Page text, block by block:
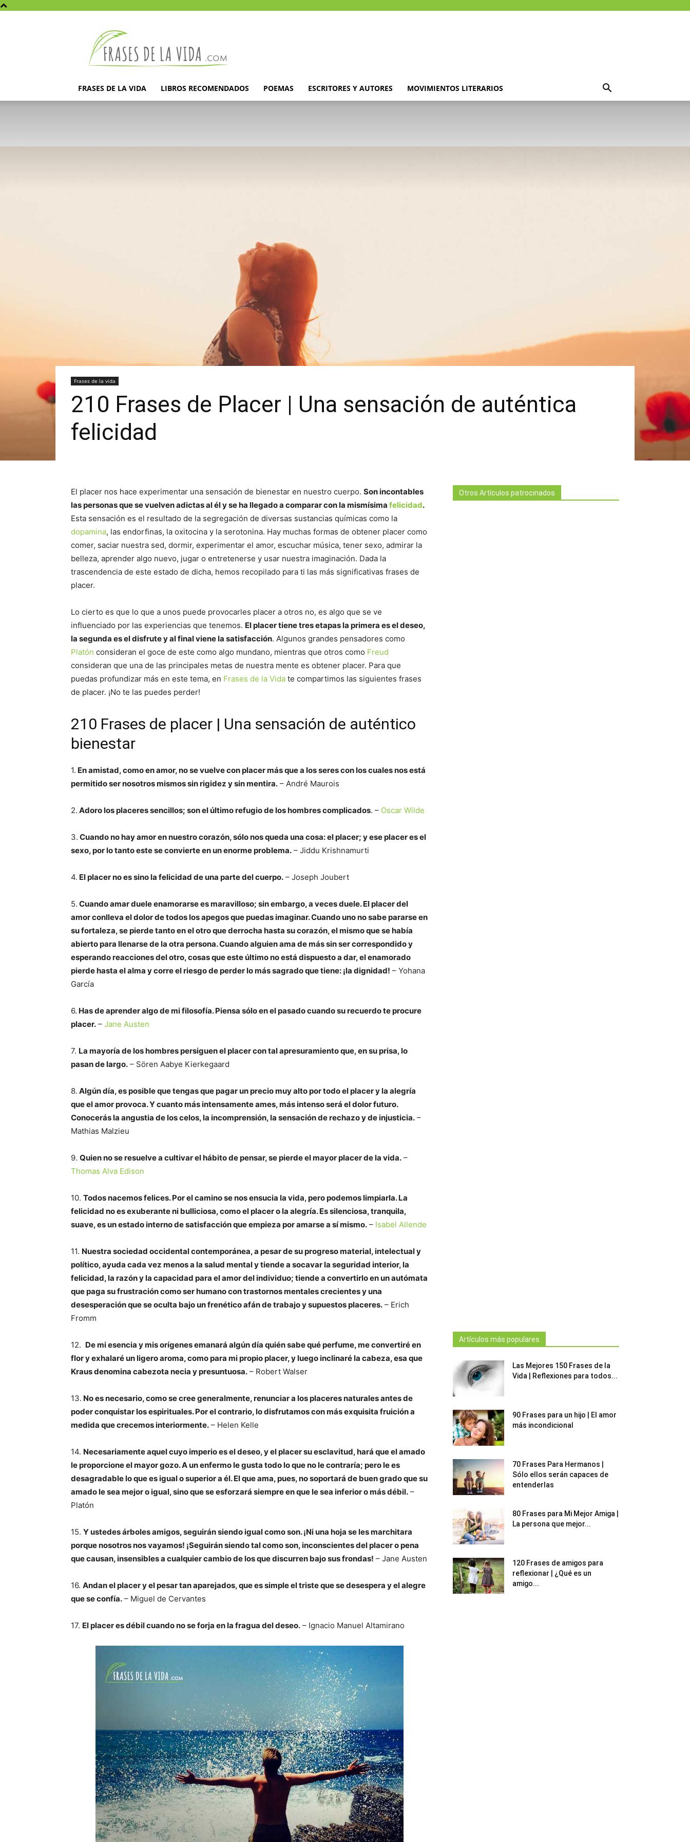
la
vida
FRASES DE LA VIDA LIBROS RECOMENDADOS POEMAS ESCRITORES Y AUTORES MOVIMIENTOS LITERARIOS
Frases de la vida
210 Frases de Placer | Una sensación de auténtica
felicidad
El placer nos hace experimentar una sensación de bienestar en nuestro cuerpo. Son incontables
las personas que se vuelven adictas al él y se ha llegado a comparar con la mismísima felicidad.
Esta sensación es el resultado de la segregación de diversas sustancias químicas como la
dopamina, las endorfinas, la oxitocina y la serotonina. Hay muchas formas de obtener placer como
comer, saciar nuestra sed, dormir, experimentar el amor, escuchar música, tener sexo, admirar la
belleza, aprender algo nuevo, jugar o entretenerse y usar nuestra imaginación. Dada la
trascendencia de este estado de dicha, hemos recopilado para ti las más significativas frases de
placer.
Lo cierto es que lo que a unos puede provocarles placer a otros no, es algo que se ve
influenciado por las experiencias que tenemos. El placer tiene tres etapas la primera es el deseo,
la segunda es el disfrute y al final viene la satisfacción. Algunos grandes pensadores como
Platón consideran el goce de este como algo mundano, mientras que otros como Freud
consideran que una de las principales metas de nuestra mente es obtener placer. Para que
puedas profundizar más en este tema, en Frases de la Vida te compartimos las siguientes frases
de placer. ¡No te las puedes perder!
210 Frases de placer | Una sensación de auténtico
bienestar
1. En amistad, como en amor, no se vuelve con placer más que a los seres con los cuales nos está
permitido ser nosotros mismos sin rigidez y sin mentira. – André Maurois
2. Adoro los placeres sencillos; son el último refugio de los hombres complicados. – Oscar Wilde
3. Cuando no hay amor en nuestro corazón, sólo nos queda una cosa: el placer; y ese placer es el
sexo, por lo tanto este se convierte en un enorme problema. – Jiddu Krishnamurti
4. El placer no es sino la felicidad de una parte del cuerpo. – Joseph Joubert
5. Cuando amar duele enamorarse es maravilloso; sin embargo, a veces duele. El placer del
amor conlleva el dolor de todos los apegos que puedas imaginar. Cuando uno no sabe pararse en
su fortaleza, se pierde tanto en el otro que derrocha hasta su corazón, el mismo que se había
abierto para llenarse de la otra persona. Cuando alguien ama de más sin ser correspondido y
esperando reacciones del otro, cosas que este último no está dispuesto a dar, el enamorado
pierde hasta el alma y corre el riesgo de perder lo más sagrado que tiene: ¡la dignidad! – Yohana
García
6. Has de aprender algo de mi filosofía. Piensa sólo en el pasado cuando su recuerdo te procure
placer. – Jane Austen
7. La mayoría de los hombres persiguen el placer con tal apresuramiento que, en su prisa, lo
pasan de largo. – Sören Aabye Kierkegaard
8. Algún día, es posible que tengas que pagar un precio muy alto por todo el placer y la alegría
que el amor provoca. Y cuanto más intensamente ames, más intenso será el dolor futuro.
Conocerás la angustia de los celos, la incomprensión, la sensación de rechazo y de injusticia. –
Mathias Malzieu
9. Quien no se resuelve a cultivar el hábito de pensar, se pierde el mayor placer de la vida. –
Thomas Alva Edison
10. Todos nacemos felices. Por el camino se nos ensucia la vida, pero podemos limpiarla. La
felicidad no es exuberante ni bulliciosa, como el placer o la alegría. Es silenciosa, tranquila,
suave, es un estado interno de satisfacción que empieza por amarse a sí mismo. – Isabel Allende
11. Nuestra sociedad occidental contemporánea, a pesar de su progreso material, intelectual y
político, ayuda cada vez menos a la salud mental y tiende a socavar la seguridad interior, la
felicidad, la razón y la capacidad para el amor del individuo; tiende a convertirlo en un autómata
que paga su frustración como ser humano con trastornos mentales crecientes y una
desesperación que se oculta bajo un frenético afán de trabajo y supuestos placeres. – Erich
Fromm
12. De mi esencia y mis orígenes emanará algún día quién sabe qué perfume, me convertiré en
flor y exhalaré un ligero aroma, como para mi propio placer, y luego inclinaré la cabeza, esa que
Kraus denomina cabezota necia y presuntuosa. – Robert Walser
13. No es necesario, como se cree generalmente, renunciar a los placeres naturales antes de
poder conquistar los espirituales. Por el contrario, lo disfrutamos con más exquisita fruición a
medida que crecemos interiormente. – Helen Kelle
14. Necesariamente aquel cuyo imperio es el deseo, y el placer su esclavitud, hará que el amado
le proporcione el mayor gozo. A un enfermo le gusta todo lo que no le contraría; pero le es
desagradable lo que es igual o superior a él. El que ama, pues, no soportará de buen grado que su
amado le sea mejor o igual, sino que se esforzará siempre en que le sea inferior o más débil. –
Platón
15. Y ustedes árboles amigos, seguirán siendo igual como son. ¡Ni una hoja se les marchitara
porque nosotros nos vayamos! ¡Seguirán siendo tal como son, inconscientes del placer o pena
que causan, insensibles a cualquier cambio de los que discurren bajo sus frondas! – Jane Austen
16. Andan el placer y el pesar tan aparejados, que es simple el triste que se desespera y el alegre
que se confía. – Miguel de Cervantes
17. El placer es débil cuando no se forja en la fragua del deseo. – Ignacio Manuel Altamirano
Otros Artículos patrocinados
Artículos más populares
Las Mejores 150 Frases de la
Vida | Reflexiones para todos...
90 Frases para un hijo | El amor
más incondicional
70 Frases Para Hermanos |
Sólo ellos serán capaces de
entenderlas
80 Frases para Mi Mejor Amiga |
La persona que mejor...
120 Frases de amigos para
reflexionar | ¿Qué es un
amigo...